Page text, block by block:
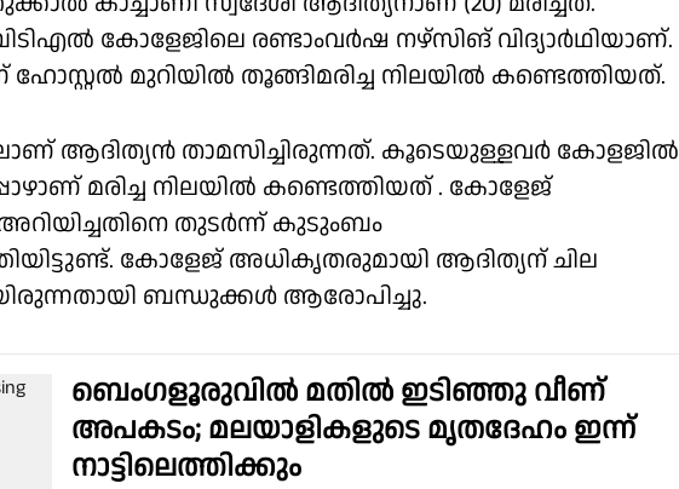
കോളേജിലെ രണ്ടാംവർഷ നഴ്സിങ് വിദ്യാർഥിയാണ്.
ഹോസ്റ്റൽ മുറിയിൽ തൂങ്ങിമരിച്ച നിലയിൽ കണ്ടെത്തിയത്.
ആദിത്യൻ താമസിച്ചിരുന്നത്. കൂടെയുള്ളവർ കോളജിൽ
മരിച്ച നിലയിൽ കണ്ടെത്തിയത് . കോളേജ്
തുടർന്ന് കുടുംബം
കോളേജ് അധികൃതരുമായി ആദിത്യന് ചില
ബന്ധുക്കൾ ആരോപിച്ചു.
ബെംഗളൂരുവിൽ മതിൽ ഇടിഞ്ഞു വീണ്
അപകടം; മലയാളികളുടെ മൃതദേഹം ഇന്ന്
നാട്ടിലെത്തിക്കും